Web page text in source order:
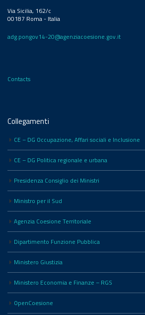
Via Sicilia, 162/c
00187 Roma - Italia
adg.pongov14-20@agenziacoesione.gov.it
Contacts
Collegamenti
CE – DG Occupazione, Affari sociali e Inclusione
CE – DG Politica regionale e urbana
Presidenza Consiglio dei Ministri
Ministro per il Sud
Agenzia Coesione Territoriale
Dipartimento Funzione Pubblica
Ministero Giustizia
Ministero Economia e Finanze – RGS
OpenCoesione